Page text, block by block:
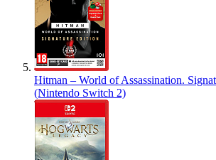
Hitman – World of Assassination.
(Nintendo Switch 2)